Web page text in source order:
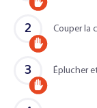
d'un
adulte
2
d'un
adulte
Couper la
3
Éplucher